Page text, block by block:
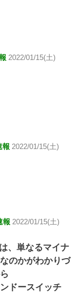
2022/01/15(土)
報 2022/01/15(土)
報 2022/01/15(土)
、単なるマイナ
のかがわかりづ
ドースイッチ